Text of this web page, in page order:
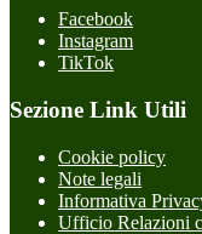
Facebook
Instagram
TikTok
Sezione Link Utili
Cookie policy
Note legali
Informativa
Ufficio Relazioni